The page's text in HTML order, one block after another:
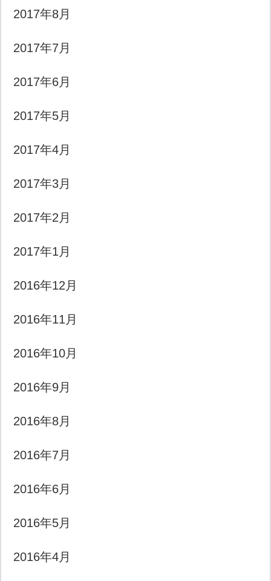
2017年8月
2017年7月
2017年6月
2017年5月
2017年4月
2017年3月
2017年2月
2017年1月
2016年12月
2016年11月
2016年10月
2016年9月
2016年8月
2016年7月
2016年6月
2016年5月
2016年4月